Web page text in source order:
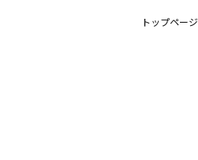
トップページ